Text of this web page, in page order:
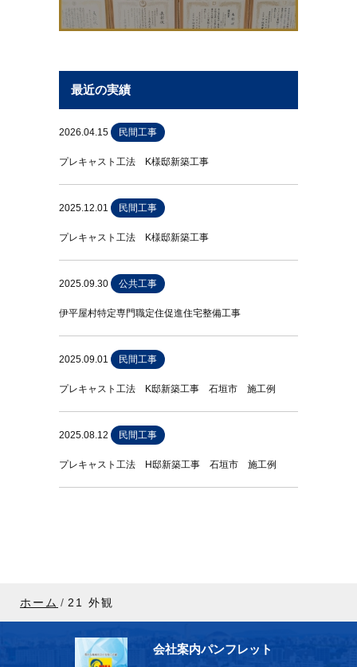
最近の実績
2026.04.15 民間工事
プレキャスト工法 K様邸新築工事
2025.12.01 民間工事
プレキャスト工法 K様邸新築工事
2025.09.30 公共工事
伊平屋村特定専門職定住促進住宅整備工事
2025.09.01 民間工事
プレキャスト工法 K邸新築工事 石垣市 施工例
2025.08.12 民間工事
プレキャスト工法 H邸新築工事 石垣市 施工例
ホーム 21 外観
会社案内パンフレット